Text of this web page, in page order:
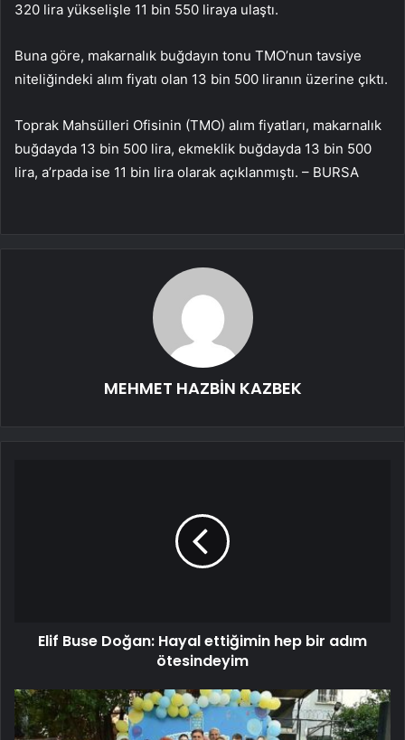
320 lira yükselişle 11 bin 550 liraya ulaştı.
Buna göre, makarnalık buğdayın tonu TMO’nun tavsiye
niteliğindeki alım fiyatı olan 13 bin 500 liranın üzerine çıktı.
Toprak Mahsülleri Ofisinin (TMO) alım fiyatları, makarnalık
buğdayda 13 bin 500 lira, ekmeklik buğdayda 13 bin 500
lira, a’rpada ise 11 bin lira olarak açıklanmıştı. – BURSA
MEHMET HAZBİN KAZBEK
Elif Buse Doğan: Hayal ettiğimin hep bir adım
ötesindeyim